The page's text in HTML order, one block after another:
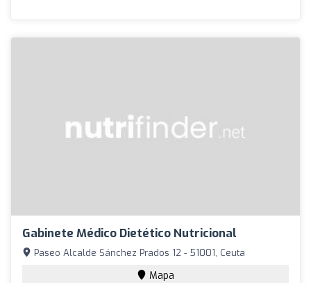
Gabinete Médico Dietético Nutricional
Paseo Alcalde Sánchez Prados 12 - 51001, Ceuta
Mapa